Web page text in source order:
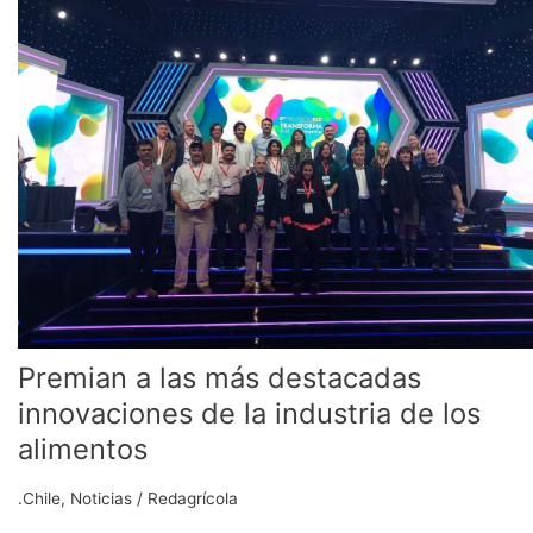
Premian a las más destacadas
innovaciones de la industria de los
alimentos
.Chile, Noticias / Redagrícola
las
más
destacadas
innovaciones
de
la
industria
de
los
alimentos